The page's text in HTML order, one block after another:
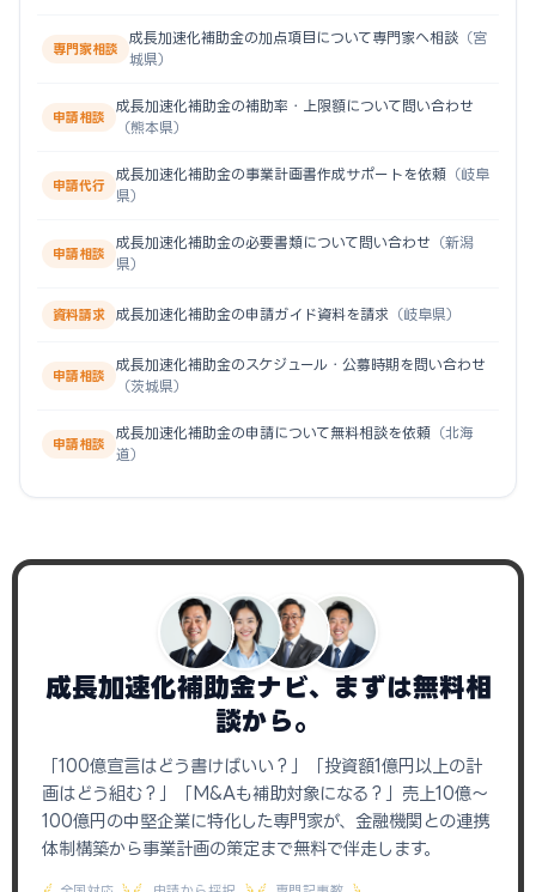
専門家相談
成長加速化補助金の加点項目について専門家へ相談 （宮
城県）
申請相談
成長加速化補助金の補助率・上限額について問い合わせ
（熊本県）
申請代行
成長加速化補助金の事業計画書作成サポートを依頼 （岐阜
県）
申請相談
成長加速化補助金の必要書類について問い合わせ （新潟
県）
資料請求 成長加速化補助金の申請ガイド資料を請求 （岐阜県）
申請相談
成長加速化補助金のスケジュール・公募時期を問い合わせ
（茨城県）
申請相談
成長加速化補助金の申請について無料相談を依頼 （北海
道）
成長加速化補助金ナビ、まずは無料相
談から。
「100億宣言はどう書けばいい？」「投資額1億円以上の計
画はどう組む？」「M&Aも補助対象になる？」売上10億〜
100億円の中堅企業に特化した専門家が、金融機関との連携
体制構築から事業計画の策定まで無料で伴走します。